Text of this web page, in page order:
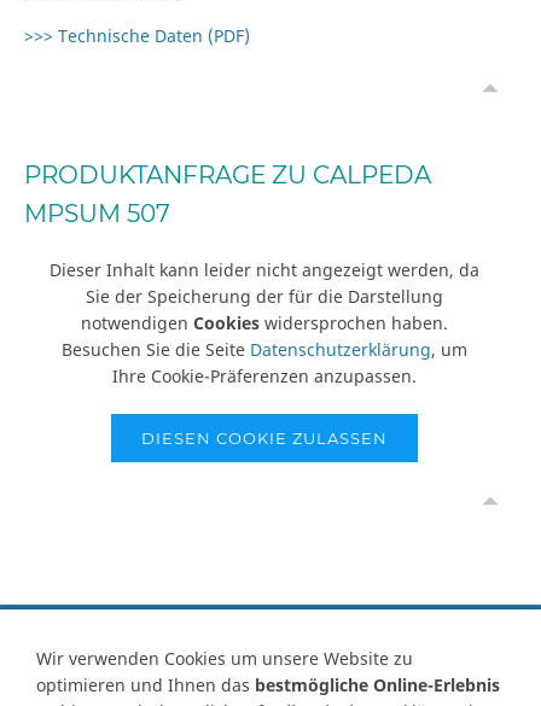
>>> Technische Daten (PDF)
PRODUKTANFRAGE ZU CALPEDA
MPSUM 507
Dieser Inhalt kann leider nicht angezeigt werden, da
Sie der Speicherung der für die Darstellung
notwendigen Cookies widersprochen haben.
Besuchen Sie die Seite Datenschutzerklärung, um
Ihre Cookie-Präferenzen anzupassen.
DIESEN COOKIE ZULASSEN
Vertrag widerrufen
Kontakt Ersatzteile-AnfrageZahlungsartenVersand
Wir verwenden Cookies um unsere Website zu
optimieren und Ihnen das bestmögliche Online-Erlebnis